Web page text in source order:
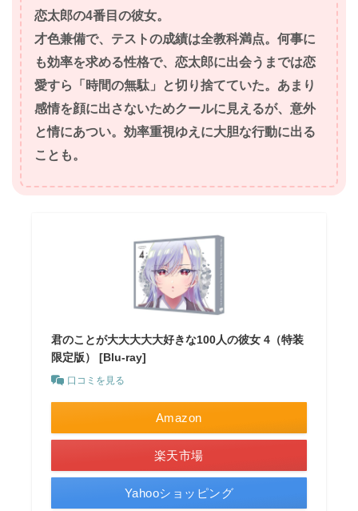
恋太郎の4番目の彼女。
才色兼備で、テストの成績は全教科満点。何事に
も効率を求める性格で、恋太郎に出会うまでは恋
愛すら「時間の無駄」と切り捨てていた。あまり
感情を顔に出さないためクールに見えるが、意外
と情にあつい。効率重視ゆえに大胆な行動に出る
ことも。
君のことが大大大大大好きな100人の彼女 4（特装
限定版） [Blu-ray]
口コミを見る
Amazon
楽天市場
Yahooショッピング